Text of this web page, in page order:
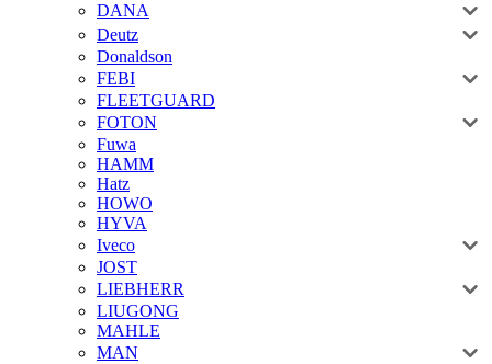
DANA
Deutz
Donaldson
FEBI
FLEETGUARD
FOTON
Fuwa
HAMM
Hatz
HOWO
HYVA
Iveco
JOST
LIEBHERR
LIUGONG
MAHLE
MAN